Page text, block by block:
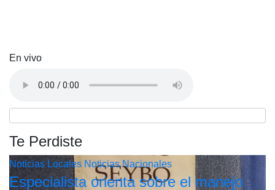
En vivo
Te Perdiste
Noticias Locales Noticias Nacionales
Especialista orienta sobre el manejo